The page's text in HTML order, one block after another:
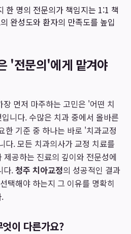
한 명의 전문의가 책임지는 1:1 책
완성도와 환자의 만족도를 높입
'전문의'에게 맡겨야
먼저 마주하는 고민은 '어떤 치
니다. 수많은 치과 중에서 올바른
한 기준 중 하나는 바로 '치과교정
다. 모든 치과의사가 교정 치료를
공하는 진료의 깊이와 전문성에
다.청주 치아교정의 성공적인 결과
택해야 하는지 그 이유를 명확히
이 다른가요?